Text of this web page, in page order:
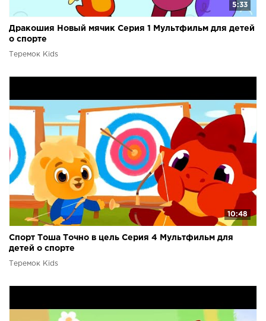
5:33
Дракошия Новый мячик Серия 1 Мультфильм для детей
о спорте
Теремок Kids
10:48
Спорт Тоша Точно в цель Серия 4 Мультфильм для
детей о спорте
Теремок Kids